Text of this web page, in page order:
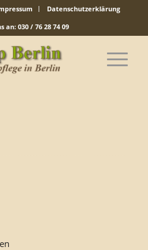
Datenschutzerklärung
an: 030 / 76 28 74 09